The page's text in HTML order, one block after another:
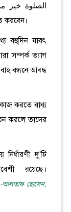
করবেন।
বহুদিন যাবৎ
সম্পর্ক ত্যাগ
বন্ধনে আবদ্ধ
করতে বাধ্য
করলে তাদের
দু’টি
রয়েছে।
-আলতাফ হোসেন,